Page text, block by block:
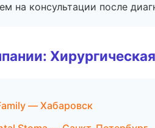
на консультации после
— Хабаровск